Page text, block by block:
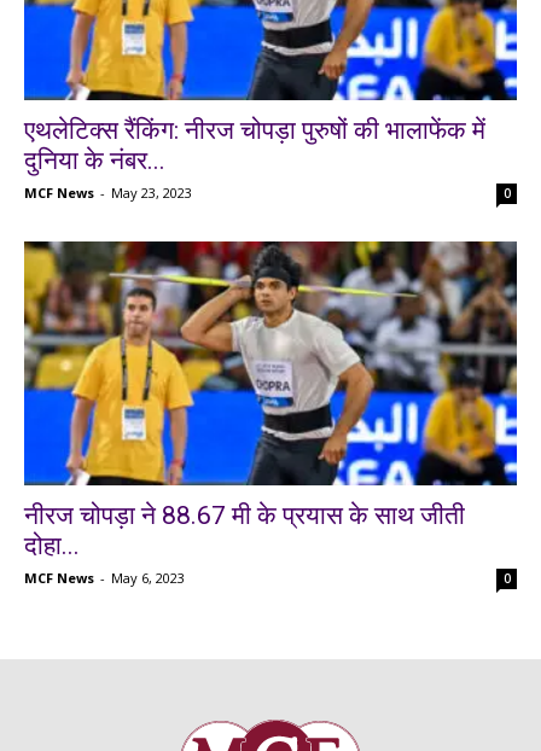
एथलेटिक्स रैंकिंग: नीरज चोपड़ा पुरुषों की भालाफेंक में
दुनिया के नंबर...
MCF News - May 23, 2023 0
नीरज चोपड़ा ने 88.67 मी के प्रयास के साथ जीती
दोहा...
MCF News - May 6, 2023 0